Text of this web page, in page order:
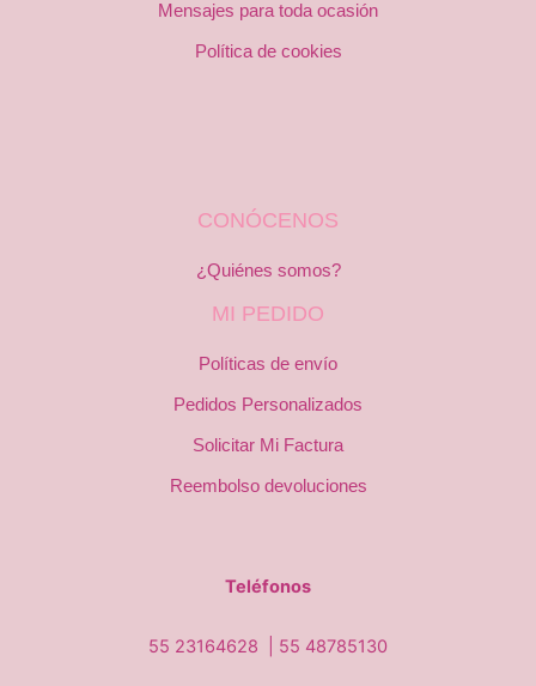
Mensajes para toda ocasión
Política de cookies
CONÓCENOS
¿Quiénes somos?
MI PEDIDO
Políticas de envío
Pedidos Personalizados
Solicitar Mi Factura
Reembolso devoluciones
Teléfonos
55 23164628 | 55 48785130